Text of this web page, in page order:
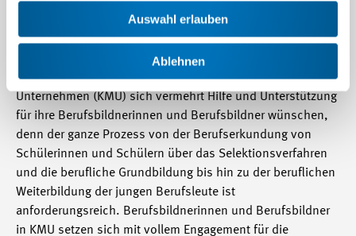
Auswahl erlauben
Ablehnen
Regelmässige Umfragen bei Swissmem-Mitgliedfirmen
haben gezeigt, dass vor allem kleinere und mittelgrosse
Unternehmen (KMU) sich vermehrt Hilfe und Unterstützung
für ihre Berufsbildnerinnen und Berufsbildner wünschen,
denn der ganze Prozess von der Berufserkundung von
Schülerinnen und Schülern über das Selektionsverfahren
und die berufliche Grundbildung bis hin zu der beruflichen
Weiterbildung der jungen Berufsleute ist
anforderungsreich. Berufsbildnerinnen und Berufsbildner
in KMU setzen sich mit vollem Engagement für die